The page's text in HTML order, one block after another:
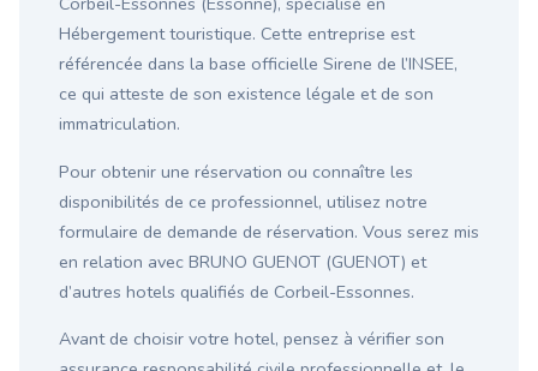
Hébergement touristique. Cette entreprise est
référencée dans la base officielle Sirene de l’INSEE,
ce qui atteste de son existence légale et de son
immatriculation.
Pour obtenir une réservation ou connaître les
disponibilités de ce professionnel, utilisez notre
formulaire de demande de réservation. Vous serez mis
en relation avec BRUNO GUENOT (GUENOT) et
d’autres hotels qualifiés de Corbeil-Essonnes.
Avant de choisir votre hotel, pensez à vérifier son